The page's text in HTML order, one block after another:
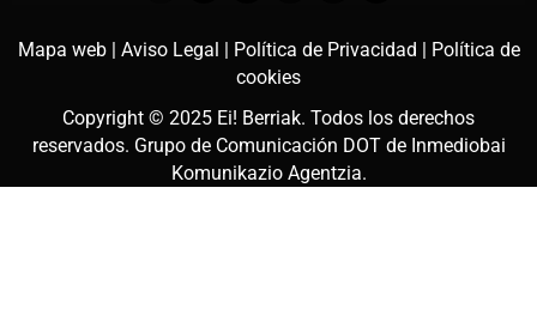
Mapa web | Aviso Legal | Política de Privacidad | Política de
cookies
Copyright © 2025 Ei! Berriak. Todos los derechos
reservados. Grupo de Comunicación DOT de Inmediobai
Komunikazio Agentzia.